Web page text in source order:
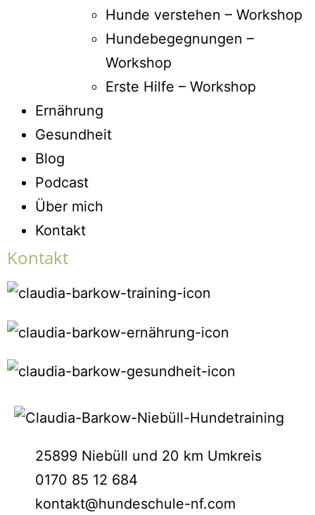
Hunde verstehen – Workshop
Hundebegegnungen –
Workshop
Erste Hilfe – Workshop
Ernährung
Gesundheit
Blog
Podcast
Über mich
Kontakt
Kontakt
25899 Niebüll und 20 km Umkreis
0170 85 12 684
kontakt@hundeschule-nf.com